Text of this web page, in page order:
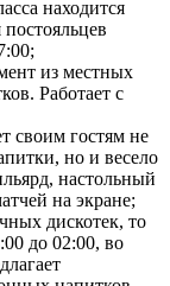
находится
из местных
Работает с
своим гостям не
но и весело
настольный
на экране;
дискотек, то
до 02:00, во